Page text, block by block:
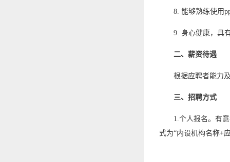
8. 能够熟练使用
9. 身心健康，具
二、薪资待遇
根据应聘者能力
三、招聘方式
1.个人报名。有
式为“内设机构名称+